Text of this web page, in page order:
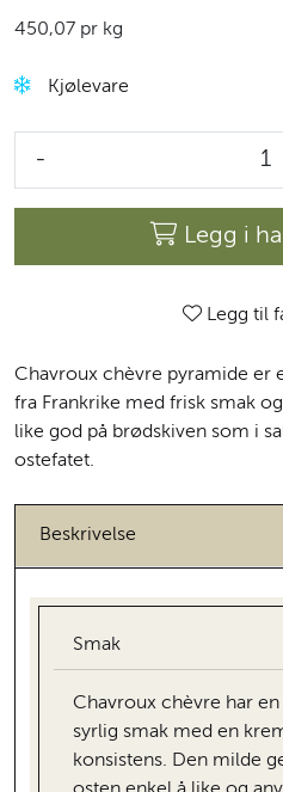
450,07 pr kg
Kjølevare
-
Legg i
Legg til
Chavroux chèvre pyramide er
fra Frankrike med frisk smak
like god på brødskiven som i
ostefatet.
Beskrivelse
Smak
Chavroux chèvre har
syrlig smak med en
konsistens. Den milde